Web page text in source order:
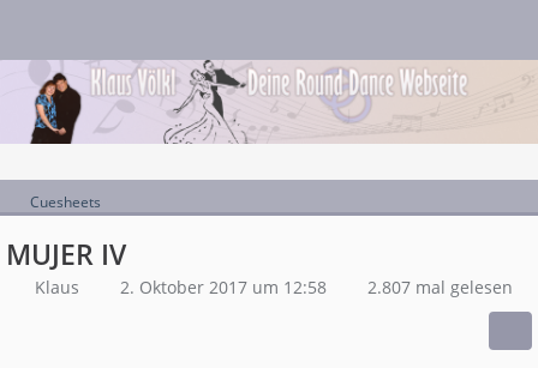
Cuesheets
MUJER IV
Klaus 2. Oktober 2017 um 12:58 2.807 mal gelesen